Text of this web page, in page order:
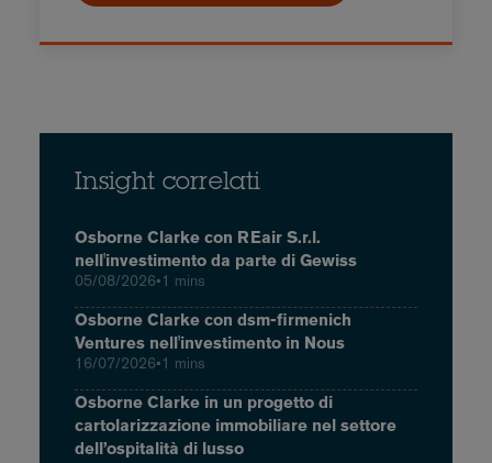
Insight correlati
Osborne Clarke con REair S.r.l.
nell'investimento da parte di Gewiss
05/08/2026•1 mins
Osborne Clarke con dsm-firmenich
Ventures nell'investimento in Nous
16/07/2026•1 mins
Osborne Clarke in un progetto di
cartolarizzazione immobiliare nel settore
dell’ospitalità di lusso